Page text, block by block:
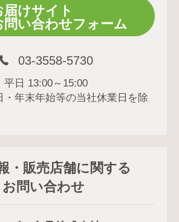
届けサイト
問い合わせフォーム
03-3558-5730
平日 13:00～15:00
・年末年始等の当社休業日を除
・販売店舗に関する
お問い合わせ